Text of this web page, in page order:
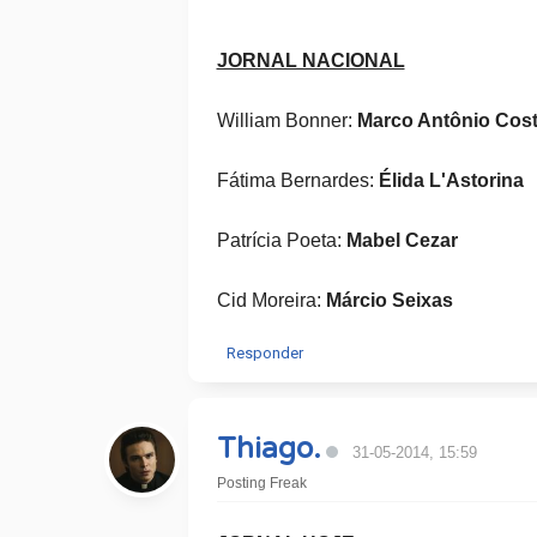
JORNAL NACIONAL
William Bonner: Marco Antônio
Fátima Bernardes: Élida L'Astorina
Patrícia Poeta: Mabel Cezar
Cid Moreira: Márcio Seixas
Responder
Thiago. 31-05-2014, 15:59
Posting Freak